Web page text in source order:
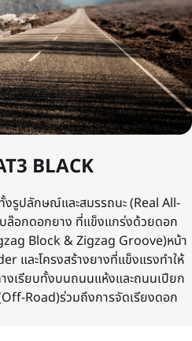
BLACK
รูปลักษณ์และสมรรถนะ (Real All-
ล๊อกดอกยาง ที่แข็งแกร่งด้วยดอก
Block & Zigzag Groove)หน้า
และโครงสร้างยางที่แข็งแรงทำให้
เรียบทั้งบนถนนแห้งและถนนเปียก
Road)ร่วมถึงการจัดเรียงดอก